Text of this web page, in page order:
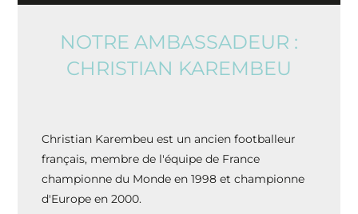
NOTRE AMBASSADEUR :
CHRISTIAN KAREMBEU
Christian Karembeu est un ancien footballeur
français, membre de l'équipe de France
championne du Monde en 1998 et championne
d'Europe en 2000.